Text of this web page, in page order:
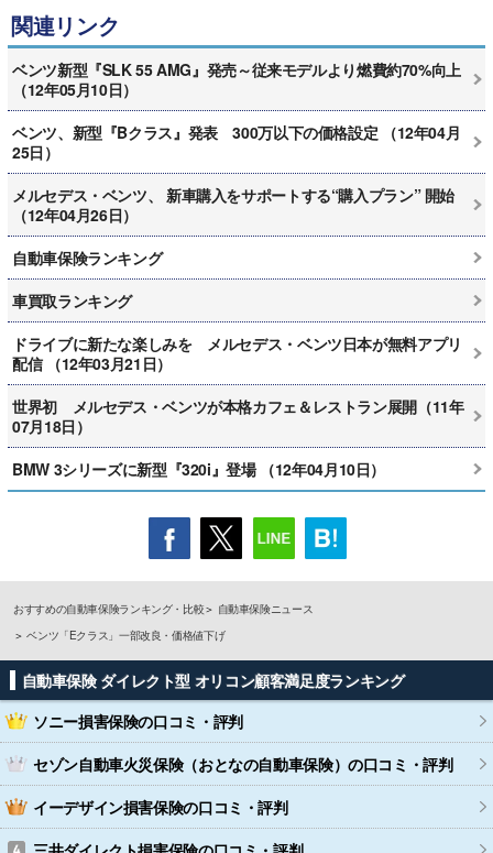
関連リンク
ベンツ新型『SLK 55 AMG』発売～従来モデルより燃費約70%向上
（12年05月10日）
ベンツ、新型『Bクラス』発表 300万以下の価格設定 （12年04月
25日）
メルセデス・ベンツ、 新車購入をサポートする“購入プラン” 開始
（12年04月26日）
自動車保険ランキング
車買取ランキング
ドライブに新たな楽しみを メルセデス・ベンツ日本が無料アプリ
配信 （12年03月21日）
世界初 メルセデス・ベンツが本格カフェ＆レストラン展開（11年
07月18日）
BMW 3シリーズに新型『320i』登場 （12年04月10日）
おすすめの自動車保険ランキング・比較
自動車保険ニュース
ベンツ「Eクラス」一部改良・価格値下げ
自動車保険 ダイレクト型 オリコン顧客満足度ランキング
ソニー損害保険の口コミ・評判
セゾン自動車火災保険（おとなの自動車保険）の口コミ・評判
イーデザイン損害保険の口コミ・評判